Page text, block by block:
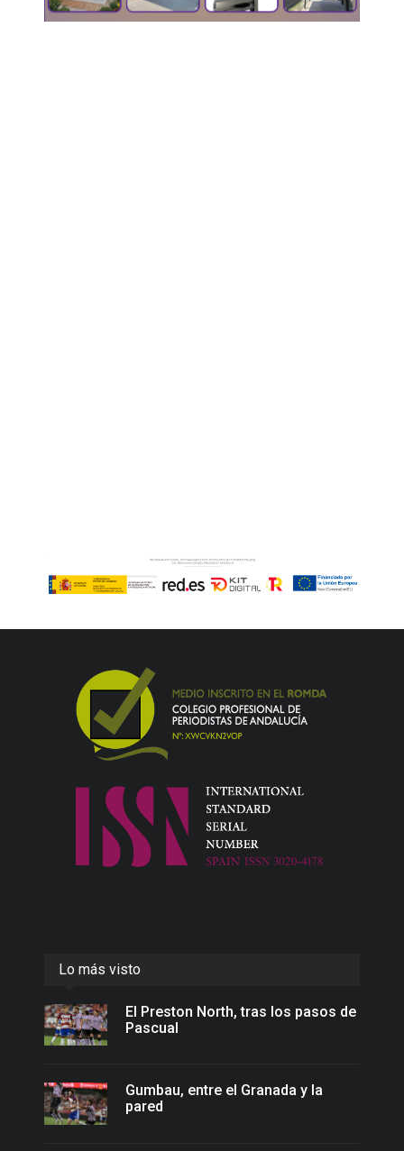
Lo más visto
El Preston North, tras los pasos de
Pascual
Gumbau, entre el Granada y la
pared